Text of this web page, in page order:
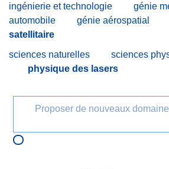
ingénierie et technologie
génie
automobile
génie aérospatial
satellitaire
sciences naturelles
sciences
physique des lasers
Proposer de nouveaux